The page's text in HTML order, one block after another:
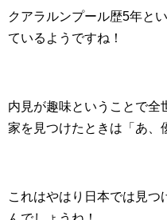
クアラルンプール歴5年と
ているようですね！
内見が趣味ということで全
家を見つけたときは「あ、
これはやはり日本では見つ